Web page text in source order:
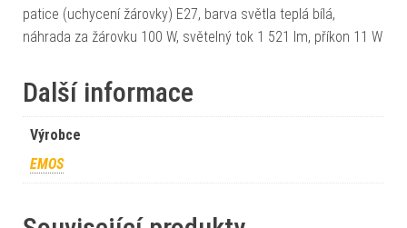
patice (uchycení žárovky) E27, barva světla teplá bílá,
náhrada za žárovku 100 W, světelný tok 1 521 lm, příkon 11 W
Další informace
Výrobce
EMOS